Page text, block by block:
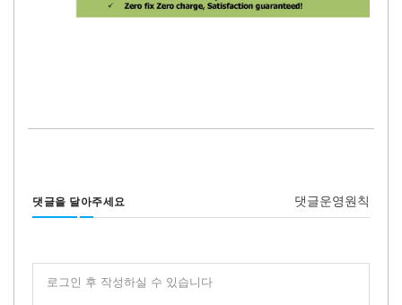
댓글을 달아주세요 댓글운영원칙
로그인 후 작성하실 수 있습니다